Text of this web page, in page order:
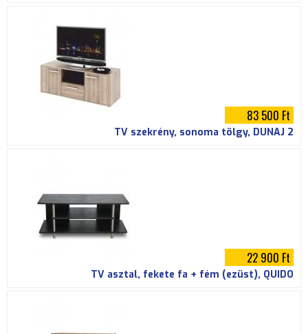
83 500 Ft
TV szekrény, sonoma tölgy, DUNAJ 2
22 900 Ft
TV asztal, fekete fa + fém (ezüst), QUIDO